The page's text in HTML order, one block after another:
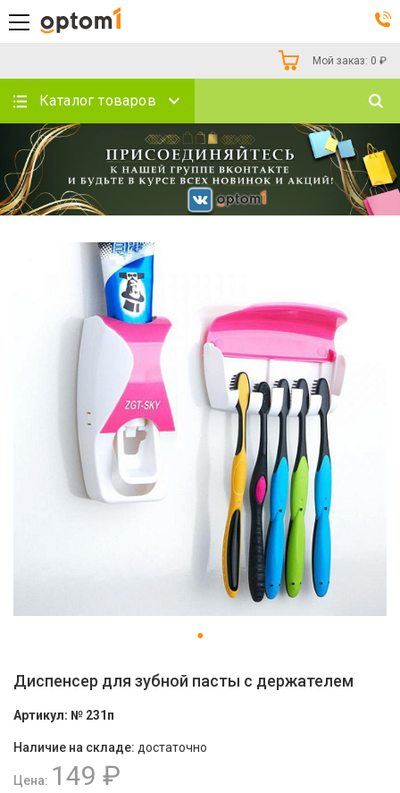
Мой заказ: 0 ₽
Каталог товаров
Диспенсер для зубной пасты с держателем
Артикул: № 231п
Наличие на складе: достаточно
Цена: 149 ₽